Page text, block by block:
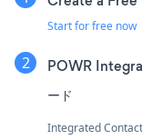
Start for free now
POWR
ード
Integrated